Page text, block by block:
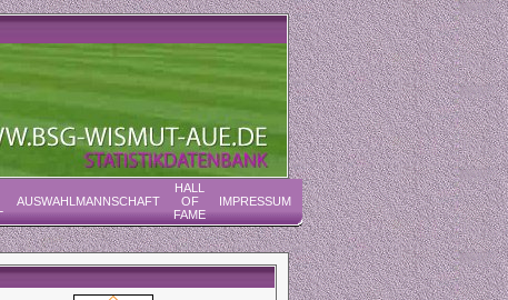
AUSWAHLMANNSCHAFT
HALL
OF
FAME
IMPRESSUM